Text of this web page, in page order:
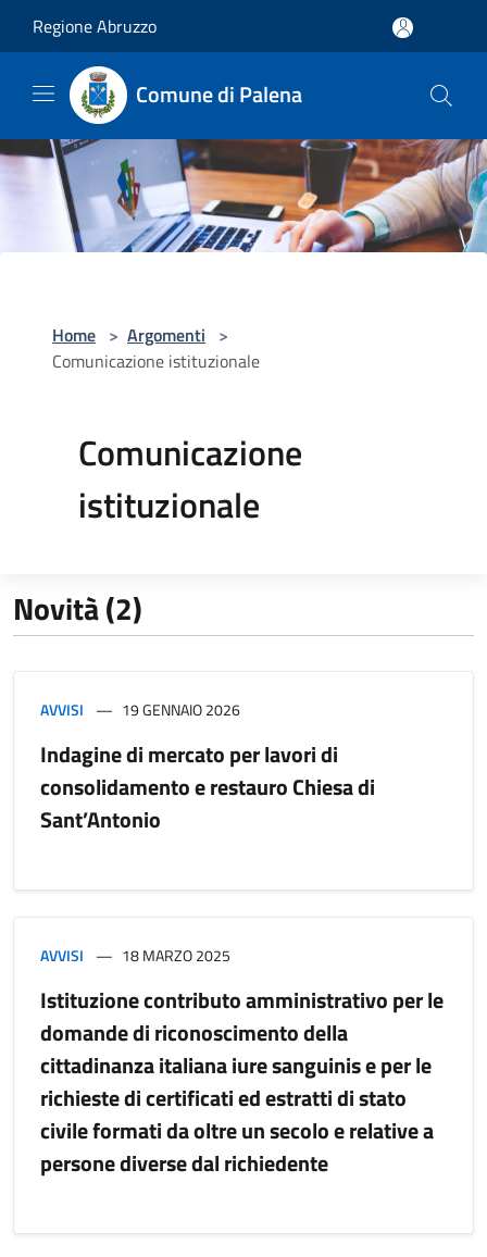
Regione Abruzzo
Comune di Palena
Home > Argomenti >
Comunicazione istituzionale
Comunicazione
istituzionale
Novità (2)
AVVISI 19 GENNAIO 2026
Indagine di mercato per lavori di
consolidamento e restauro Chiesa di
Sant’Antonio
AVVISI 18 MARZO 2025
Istituzione contributo amministrativo per le
domande di riconoscimento della
cittadinanza italiana iure sanguinis e per le
richieste di certificati ed estratti di stato
civile formati da oltre un secolo e relative a
persone diverse dal richiedente